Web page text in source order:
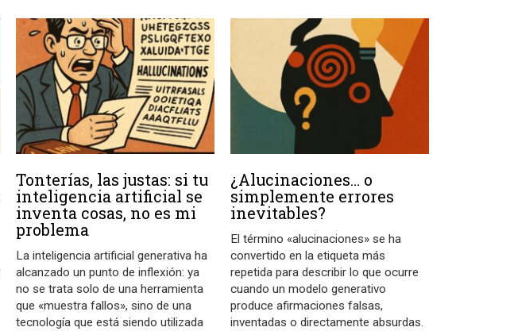
Tonterías, las justas: si tu
inteligencia artificial se
inventa cosas, no es mi
problema
La inteligencia artificial generativa ha
alcanzado un punto de inflexión: ya
no se trata solo de una herramienta
que «muestra fallos», sino de una
tecnología que está siendo utilizada
¿Alucinaciones… o
simplemente errores
inevitables?
El término «alucinaciones» se ha
convertido en la etiqueta más
repetida para describir lo que ocurre
cuando un modelo generativo
produce afirmaciones falsas,
inventadas o directamente absurdas.